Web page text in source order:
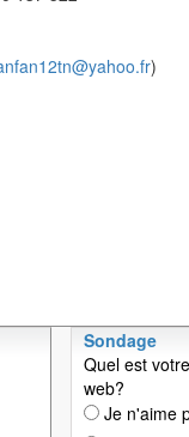
)
Sondage
Quel est
web?
Je n'aime